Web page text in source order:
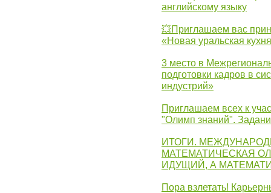
английскому языку
💥Приглашаем вас
«Новая уральская
3 место в
подготовки кадров в
индустрий»
Приглашаем всех к
"Олимп знаний".
ИТОГИ.
МАТЕМАТИЧЕСКАЯ
ИДУЩИЙ, А
Пора взлетать!